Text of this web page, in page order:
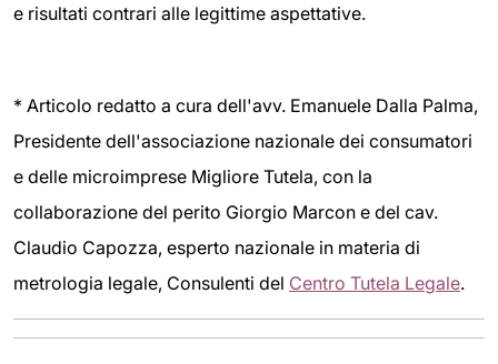
e risultati contrari alle legittime aspettative.
* Articolo redatto a cura dell'avv. Emanuele Dalla Palma,
Presidente dell'associazione nazionale dei consumatori
e delle microimprese Migliore Tutela, con la
collaborazione del perito Giorgio Marcon e del cav.
Claudio Capozza, esperto nazionale in materia di
metrologia legale, Consulenti del Centro Tutela Legale.